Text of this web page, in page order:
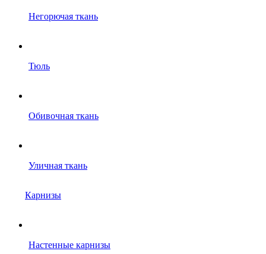
Негорючая ткань
Тюль
Обивочная ткань
Уличная ткань
Карнизы
Настенные карнизы